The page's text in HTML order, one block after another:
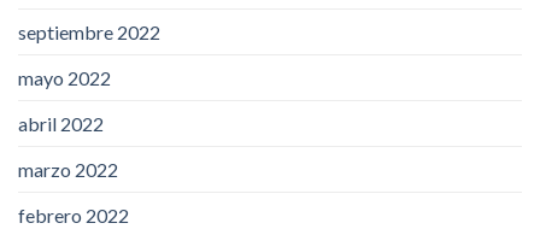
septiembre 2022
mayo 2022
abril 2022
marzo 2022
febrero 2022